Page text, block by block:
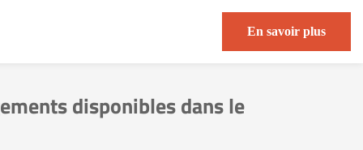
En savoir plus
disponibles dans le